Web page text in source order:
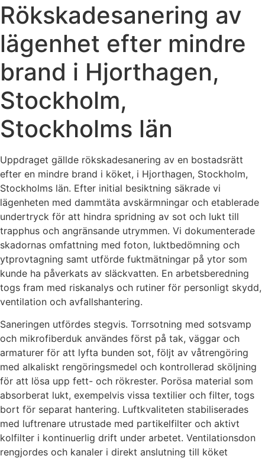
Rökskadesanering av
lägenhet efter mindre
brand i Hjorthagen,
Stockholm,
Stockholms län
Uppdraget gällde rökskadesanering av en bostadsrätt
efter en mindre brand i köket, i Hjorthagen, Stockholm,
Stockholms län. Efter initial besiktning säkrade vi
lägenheten med dammtäta avskärmningar och etablerade
undertryck för att hindra spridning av sot och lukt till
trapphus och angränsande utrymmen. Vi dokumenterade
skadornas omfattning med foton, luktbedömning och
ytprovtagning samt utförde fuktmätningar på ytor som
kunde ha påverkats av släckvatten. En arbetsberedning
togs fram med riskanalys och rutiner för personligt skydd,
ventilation och avfallshantering.
Saneringen utfördes stegvis. Torrsotning med sotsvamp
och mikrofiberduk användes först på tak, väggar och
armaturer för att lyfta bunden sot, följt av våtrengöring
med alkaliskt rengöringsmedel och kontrollerad sköljning
för att lösa upp fett- och rökrester. Porösa material som
absorberat lukt, exempelvis vissa textilier och filter, togs
bort för separat hantering. Luftkvaliteten stabiliserades
med luftrenare utrustade med partikelfilter och aktivt
kolfilter i kontinuerlig drift under arbetet. Ventilationsdon
rengjordes och kanaler i direkt anslutning till köket